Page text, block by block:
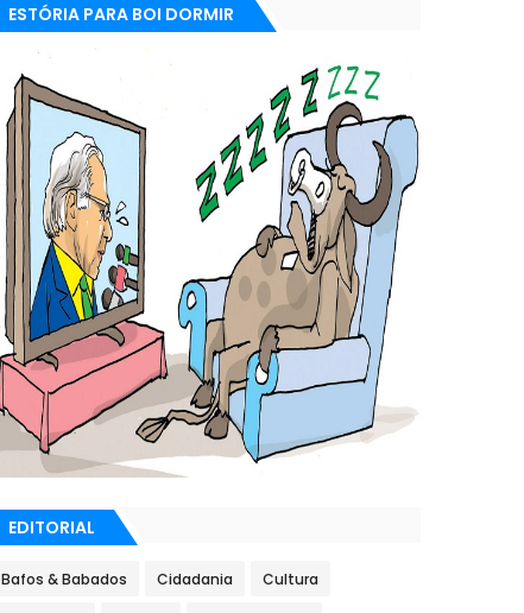
ESTÓRIA PARA BOI DORMIR
EDITORIAL
Bafos & Babados Cidadania Cultura